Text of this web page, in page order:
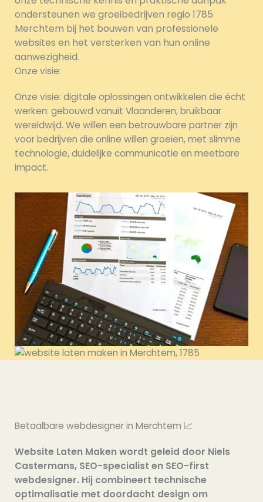
ondersteunen we groeibedrijven regio 1785
Merchtem bij het bouwen van professionele
websites en het versterken van hun online
aanwezigheid.
Onze visie:
Onze visie: digitale oplossingen ontwikkelen die écht
werken: gebouwd vanuit Vlaanderen, bruikbaar
wereldwijd. We willen een betrouwbare partner zijn
voor bedrijven die online willen groeien, met slimme
technologie, duidelijke communicatie en meetbare
impact.
Betaalbare webdesigner in Merchtem 📈
Website Laten Maken wordt geleid door Niels
Castermans, SEO-specialist en SEO-first
webdesigner. Hij combineert technische
optimalisatie met doordacht design om